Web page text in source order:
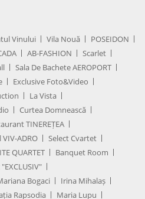
Vinului Vila Nouă
POSEIDON
AB-FASHION
Scarlet
Sala De Bachete AEROPORT
Exclusive Foto&Video
La Vista
Curtea Domnească
TINEREȚEA
ADRO
Select Cvartet
QUARTET
Banquet Room
Bogaci
Irina Mihalaș
Rapsodia Maria Lupu